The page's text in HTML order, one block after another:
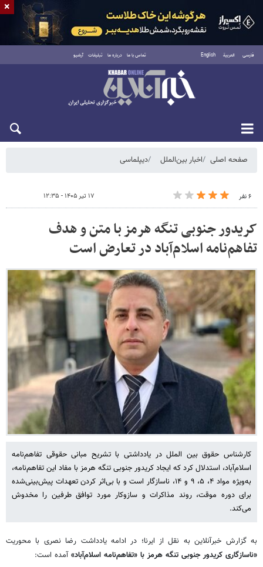
فارسی العربية English تماس با ما درباره ما تبلیغات آرشیو
شنبه ۱۷ مرداد ۱۴۰۵
صفحه اصلی اخبار بین‌الملل دیپلماسی
۶ نفر ۱۷ تیر ۱۴۰۵ - ۱۲:۳۵
کریدور جنوبی تنگه هرمز با متن و هدف
تفاهم‌نامه اسلام‌آباد در تعارض است
کارشناس حقوق بین الملل در یادداشتی با تشریح مبانی حقوقی تفاهم‌نامه
اسلام‌آباد، استدلال کرد که ایجاد کریدور جنوبی تنگه هرمز با مفاد این تفاهم‌نامه،
به‌ویژه مواد ۴، ۵، ۹ و ۱۴، ناسازگار است و با بی‌اثر کردن تعهدات پیش‌بینی‌شده
برای دوره موقت، روند مذاکرات و سازوکار مورد توافق طرفین را مخدوش
می‌کند.
به گزارش خبرآنلاین به نقل از ایرنا؛ در ادامه یادداشت رضا نصری با محوریت
«ناسازگاری کریدور جنوبی تنگه هرمز با «تفاهم‌نامه اسلام‌آباد» آمده است:
×